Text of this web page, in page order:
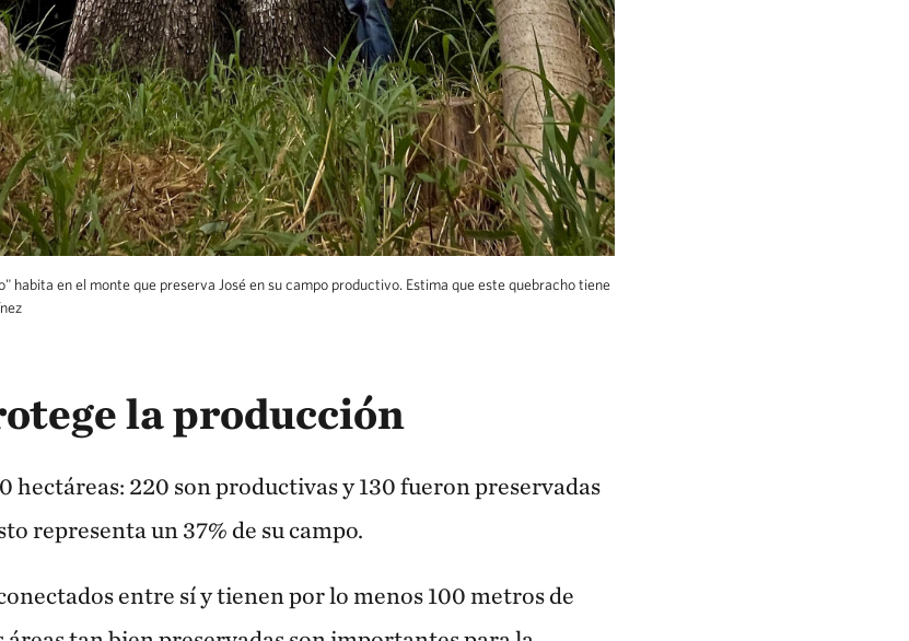
habita en el monte que preserva José en su campo productivo. Estima que este quebracho tiene
la producción
hectáreas: 220 son productivas y 130 fueron preservadas
representa un 37% de su campo.
entre sí y tienen por lo menos 100 metros de